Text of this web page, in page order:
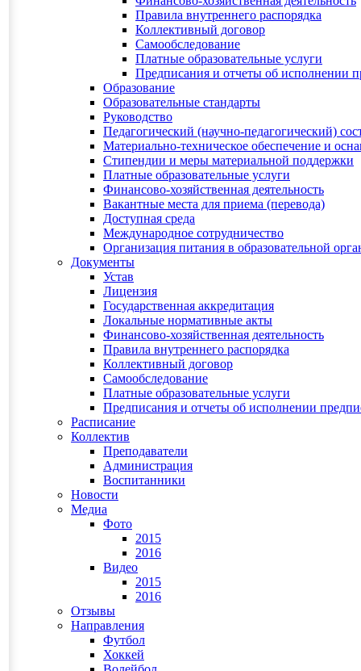
Правила внутреннего распорядка
Коллективный договор
Самообследование
Платные образовательные услуги
Предписания и отчеты об исполнении
Образование
Образовательные стандарты
Руководство
Педагогический (научно-педагогический)
Материально-техническое обеспечение и
Стипендии и меры материальной поддержки
Платные образовательные услуги
Финансово-хозяйственная деятельность
Вакантные места для приема (перевода)
Доступная среда
Международное сотрудничество
Организация питания в образовательной
Документы
Устав
Лицензия
Государственная аккредитация
Локальные нормативные акты
Финансово-хозяйственная деятельность
Правила внутреннего распорядка
Коллективный договор
Самообследование
Платные образовательные услуги
Предписания и отчеты об исполнении
Расписание
Коллектив
Преподаватели
Администрация
Воспитанники
Новости
Медиа
Фото
2015
2016
Видео
2015
2016
Отзывы
Направления
Футбол
Хоккей